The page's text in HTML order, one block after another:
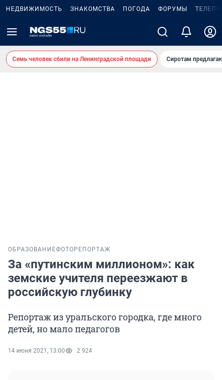
НЕДВИЖИМОСТЬ ЗНАКОМСТВА ПОГОДА ФОРУМЫ
Семь человек сбили на Ленинградской площади Сиротам
ОБРАЗОВАНИЕФОТОРЕПОРТАЖ
За «путинским миллионом»: как
земские учителя переезжают в
российскую глубинку
Репортаж из уральского городка, где много
детей, но мало педагогов
14 июня 2021, 13:00 2 924